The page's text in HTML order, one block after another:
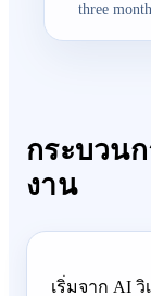
three
กระบวน
งาน
เริ่มจาก AI